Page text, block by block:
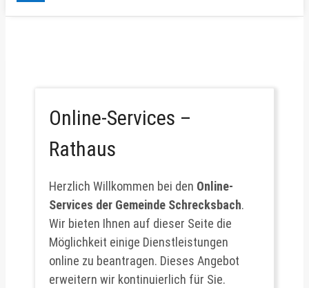
Online-Services –
Rathaus
Herzlich Willkommen bei den Online-
Services der Gemeinde Schrecksbach.
Wir bieten Ihnen auf dieser Seite die
Möglichkeit einige Dienstleistungen
online zu beantragen. Dieses Angebot
erweitern wir kontinuierlich für Sie.